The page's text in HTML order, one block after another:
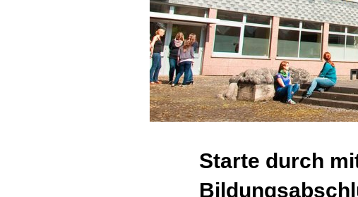
Starte durch